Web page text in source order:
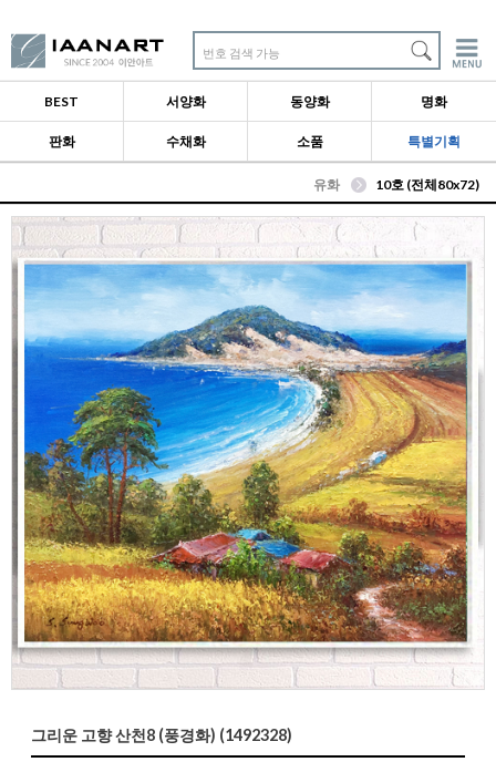
번호 검색 가능
BEST 서양화 동양화 명화
판화 수채화 소품 특별기획
유화 10호 (전체80x72)
그리운 고향 산천8 (풍경화) (1492328)